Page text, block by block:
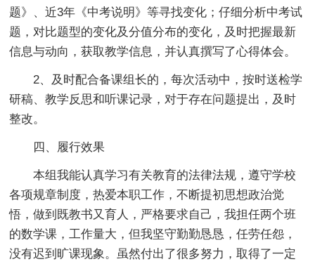
题》、近3年《中考说明》等寻找变化；仔细分析中考试
题，对比题型的变化及分值分布的变化，及时把握最新
信息与动向，获取教学信息，并认真撰写了心得体会。
2、及时配合备课组长的，每次活动中，按时送检学
研稿、教学反思和听课记录，对于存在问题提出，及时
整改。
四、履行效果
本组我能认真学习有关教育的法律法规，遵守学校
各项规章制度，热爱本职工作，不断提初思想政治觉
悟，做到既教书又育人，严格要求自己，我担任两个班
的数学课，工作量大，但我坚守勤勤恳恳，任劳任怨，
没有迟到旷课现象。虽然付出了很多努力，取得了一定